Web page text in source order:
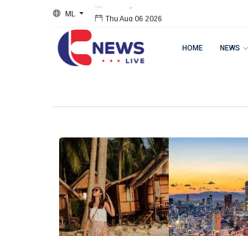
ML Thu Aug 06 2026
HOME NEWS